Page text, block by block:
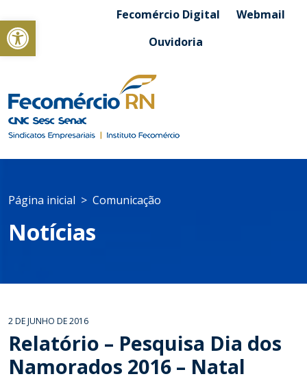
Abrir a barra de ferramentasFecomércio Digital
Webmail
Ouvidoria
Página inicial Comunicação
Notícias
2 DE JUNHO DE 2016
Relatório – Pesquisa Dia dos
Namorados 2016 – Natal